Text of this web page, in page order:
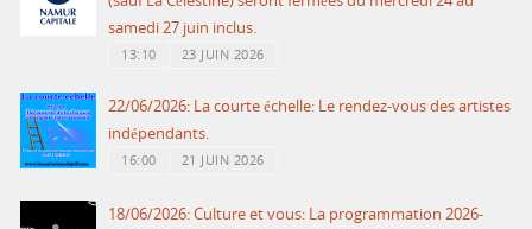
samedi 27 juin inclus.
13:10 23 JUIN 2026
22/06/2026: La courte échelle: Le rendez-vous des artistes
indépendants.
16:00 21 JUIN 2026
18/06/2026: Culture et vous: La programmation 2026-